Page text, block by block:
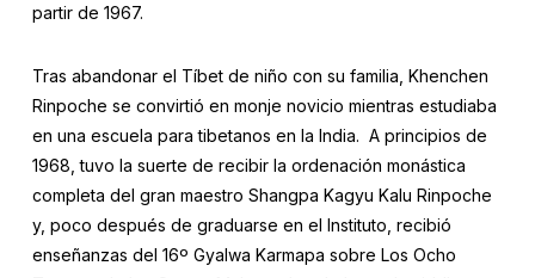
partir de 1967.
Tras abandonar el Tíbet de niño con su familia, Khenchen
Rinpoche se convirtió en monje novicio mientras estudiaba
en una escuela para tibetanos en la India. A principios de
1968, tuvo la suerte de recibir la ordenación monástica
completa del gran maestro Shangpa Kagyu Kalu Rinpoche
y, poco después de graduarse en el Instituto, recibió
enseñanzas del 16º Gyalwa Karmapa sobre Los Ocho